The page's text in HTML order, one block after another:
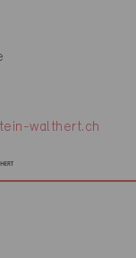
walthert.ch